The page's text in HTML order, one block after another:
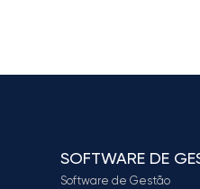
SOFTWARE DE
Software de Gestão